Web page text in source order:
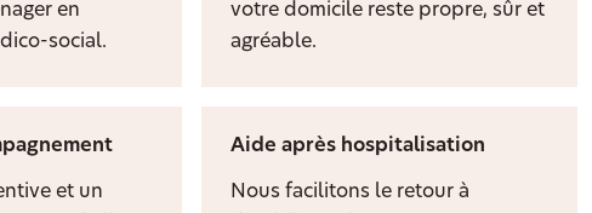
en
social.
votre domicile reste propre, sûr et
agréable.
et un
Aide après hospitalisation
Nous facilitons le retour à